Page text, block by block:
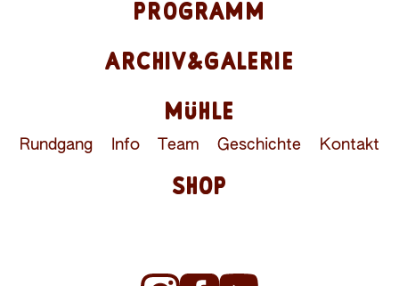
PROGRAMM
ARCHIV&GALERIE
MÜHLE
Rundgang Info Team Geschichte Kontakt
SHOP